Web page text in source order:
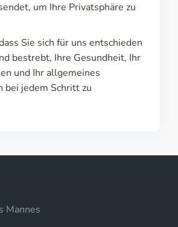
um Ihre Privatsphäre zu
Sie sich für uns entschieden
bestrebt, Ihre Gesundheit, Ihr
und Ihr allgemeines
bei jedem Schritt zu
Mannes